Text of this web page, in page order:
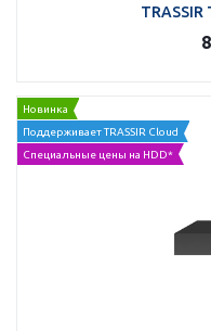
Новинка
Поддерживает TRASSIR Cloud
Специальные цены на HDD*